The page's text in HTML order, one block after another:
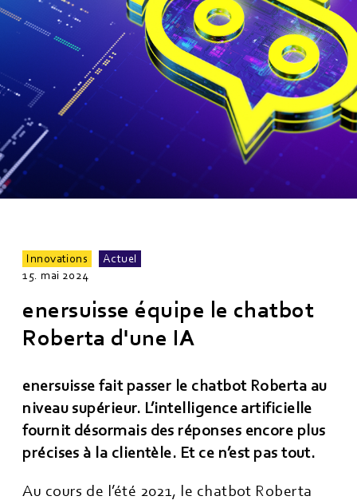
Innovations
Actuel
15. mai 2024
enersuisse équipe le chatbot
Roberta d'une IA
enersuisse fait passer le chatbot Roberta au
niveau supérieur. L’intelligence artificielle
fournit désormais des réponses encore plus
précises à la clientèle. Et ce n’est pas tout.
Au cours de l’été 2021, le chatbot Roberta